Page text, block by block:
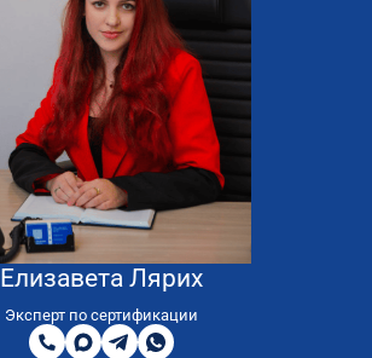
Елизавета Лярих
Эксперт по сертификации
8
800
200MAXTelegram
WhatsApp